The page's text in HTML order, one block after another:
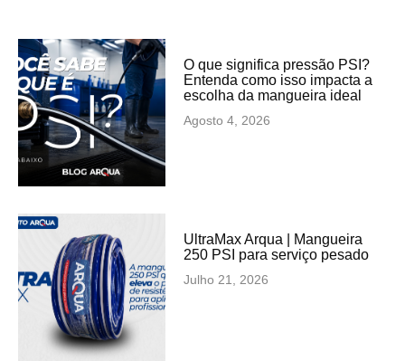
O que significa pressão PSI?
Entenda como isso impacta a
escolha da mangueira ideal
Agosto 4, 2026
UltraMax Arqua | Mangueira
250 PSI para serviço pesado
Julho 21, 2026